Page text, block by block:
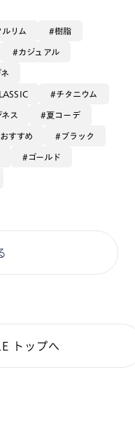
して
是非getしちゃいましょう٩( 'ω' )و
ルリム 樹脂
カジュアル
チタニウム
ネス 夏コーデ
すすめ ブラック
ゴールド
トップへ